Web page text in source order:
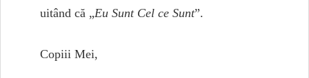
uitând că „Eu Sunt Cel ce Sunt”.
Copiii Mei,